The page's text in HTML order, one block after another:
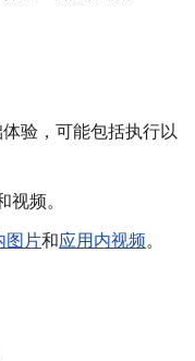
验，可能包括执行以
频。
图片和应用内视频。